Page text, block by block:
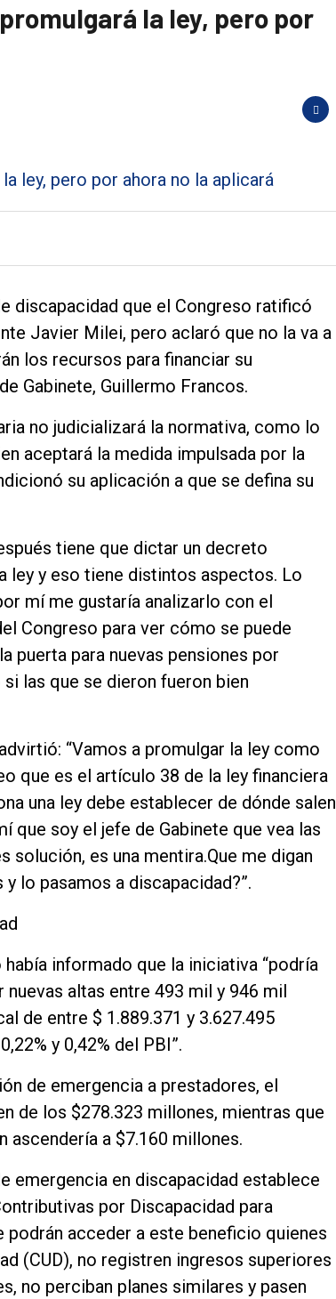
la ley, pero por
discapacidad que el Congreso ratificó
Javier Milei, pero aclaró que no la va a
los recursos para financiar su
Gabinete, Guillermo Francos.
no judicializará la normativa, como lo
aceptará la medida impulsada por la
su aplicación a que se defina su
tiene que dictar un decreto
ley y eso tiene distintos aspectos. Lo
mí me gustaría analizarlo con el
Congreso para ver cómo se puede
puerta para nuevas pensiones por
las que se dieron fueron bien
“Vamos a promulgar la ley como
que es el artículo 38 de la ley financiera
una ley debe establecer de dónde salen
que soy el jefe de Gabinete que vea las
es una mentira.Que me digan
lo pasamos a discapacidad?”.
informado que la iniciativa “podría
altas entre 493 mil y 946 mil
de entre $ 1.889.371 y 3.627.495
y 0,42% del PBI”.
de emergencia a prestadores, el
de los $278.323 millones, mientras que
ascendería a $7.160 millones.
emergencia en discapacidad establece
por Discapacidad para
acceder a este beneficio quienes
(CUD), no registren ingresos superiores
no perciban planes similares y pasen